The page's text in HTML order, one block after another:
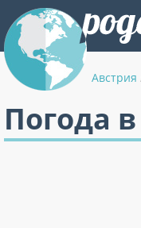
Австрия
Погода